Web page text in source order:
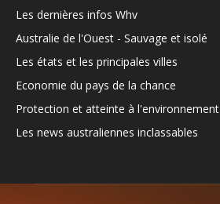
Les dernières infos Whv
Australie de l'Ouest - Sauvage et isolé
Les états et les principales villes
Economie du pays de la chance
Protection et atteinte à l'environnement
Les news australiennes inclassables